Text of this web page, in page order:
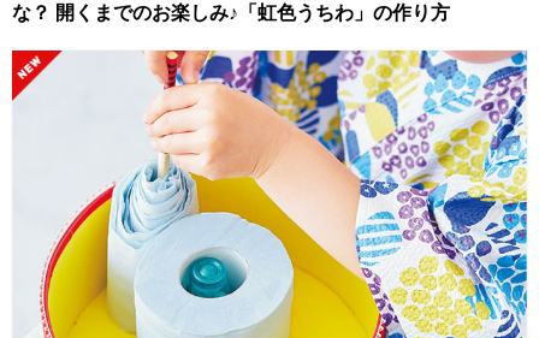
な？ 開くまでのお楽しみ♪「虹色うちわ」の作り方